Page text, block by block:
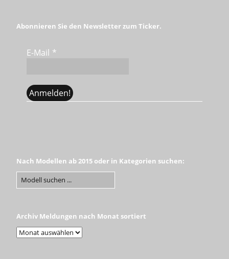
Abonnieren Sie den Newsletter zum Ticker.
E-Mail *
Nach Modellen ab 2015 oder in Kategorien suchen:
Archiv Meldungen nach Monat sortiert